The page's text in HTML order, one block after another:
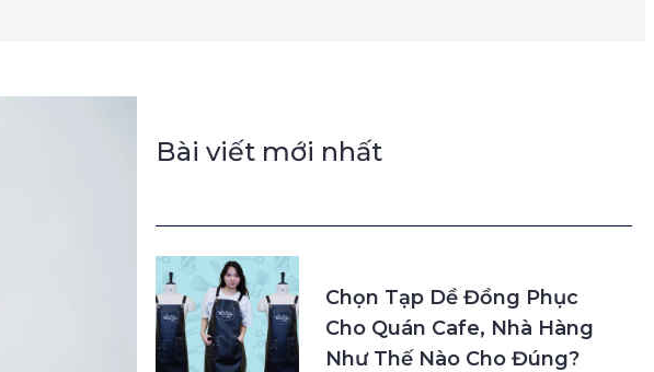
Bài viết mới nhất
Chọn Tạp Dề Đồng Phục
Cho Quán Cafe, Nhà Hàng
Như Thế Nào Cho Đúng?